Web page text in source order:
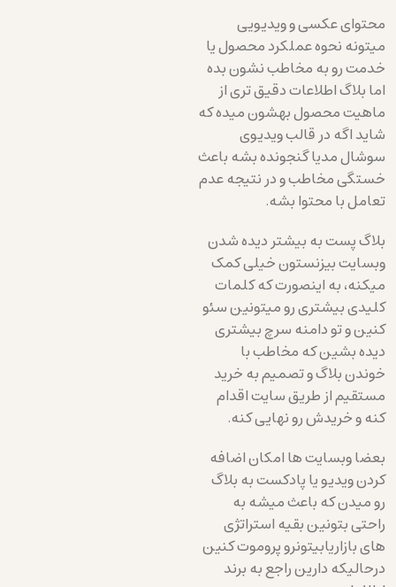
محتوای عکسی و ویدیویی
میتونه نحوه عملکرد محصول یا
خدمت رو به مخاطب نشون بده
اما بلاگ اطلاعات دقیق تری از
ماهیت محصول بهشون میده که
شاید اگه در قالب ویدیوی
سوشال مدیا گنجونده بشه باعث
خستگی مخاطب و در نتیجه عدم
تعامل با محتوا بشه.
بلاگ پست به بیشتر دیده شدن
وبسایت بیزنستون خیلی کمک
میکنه، به اینصورت که کلمات
کلیدی بیشتری رو میتونین سئو
کنین و تو دامنه سرچ بیشتری
دیده بشین که مخاطب با
خوندن بلاگ و تصمیم به خرید
مستقیم از طریق سایت اقدام
کنه و خریدش رو نهایی کنه.
بعضا وبسایت ها امکان اضافه
کردن ویدیو یا پادکست به بلاگ
رو میدن که باعث میشه به
راحتی بتونین بقیه استراتژی
های بازاریابیتونرو پروموت کنین
درحالیکه دارین راجع به برند